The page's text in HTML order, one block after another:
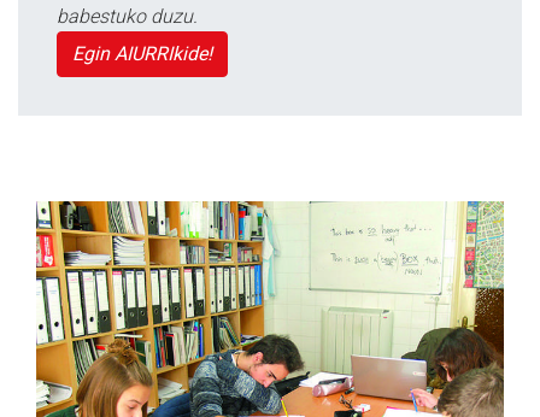
babestuko duzu.
Egin AIURRIkide!